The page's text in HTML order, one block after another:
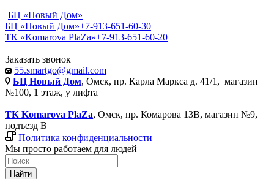
БЦ «Новый Дом»
БЦ «Новый Дом»+7-913-651-60-30
ТК «Komarova PlaZa»+7-913-651-60-20
Заказать звонок
55.smartgo@gmail.com
БЦ Новый Дом, Омск, пр. Карла Маркса д. 41/1, магазин
№100, 1 этаж, у лифта
ТК Komarova PlaZa, Омск, пр. Комарова 13В, магазин №9,
подъезд В
Политика конфиденциальности
Мы просто работаем для людей
Найти